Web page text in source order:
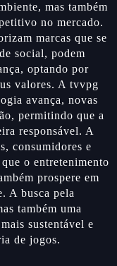
mas também
no mercado.
marcas que se
social, podem
optando por
valores. A tvvpg
avança, novas
permitindo que a
responsável. A
consumidores e
o entretenimento
prospere em
A busca pela
também uma
sustentável e
de jogos.